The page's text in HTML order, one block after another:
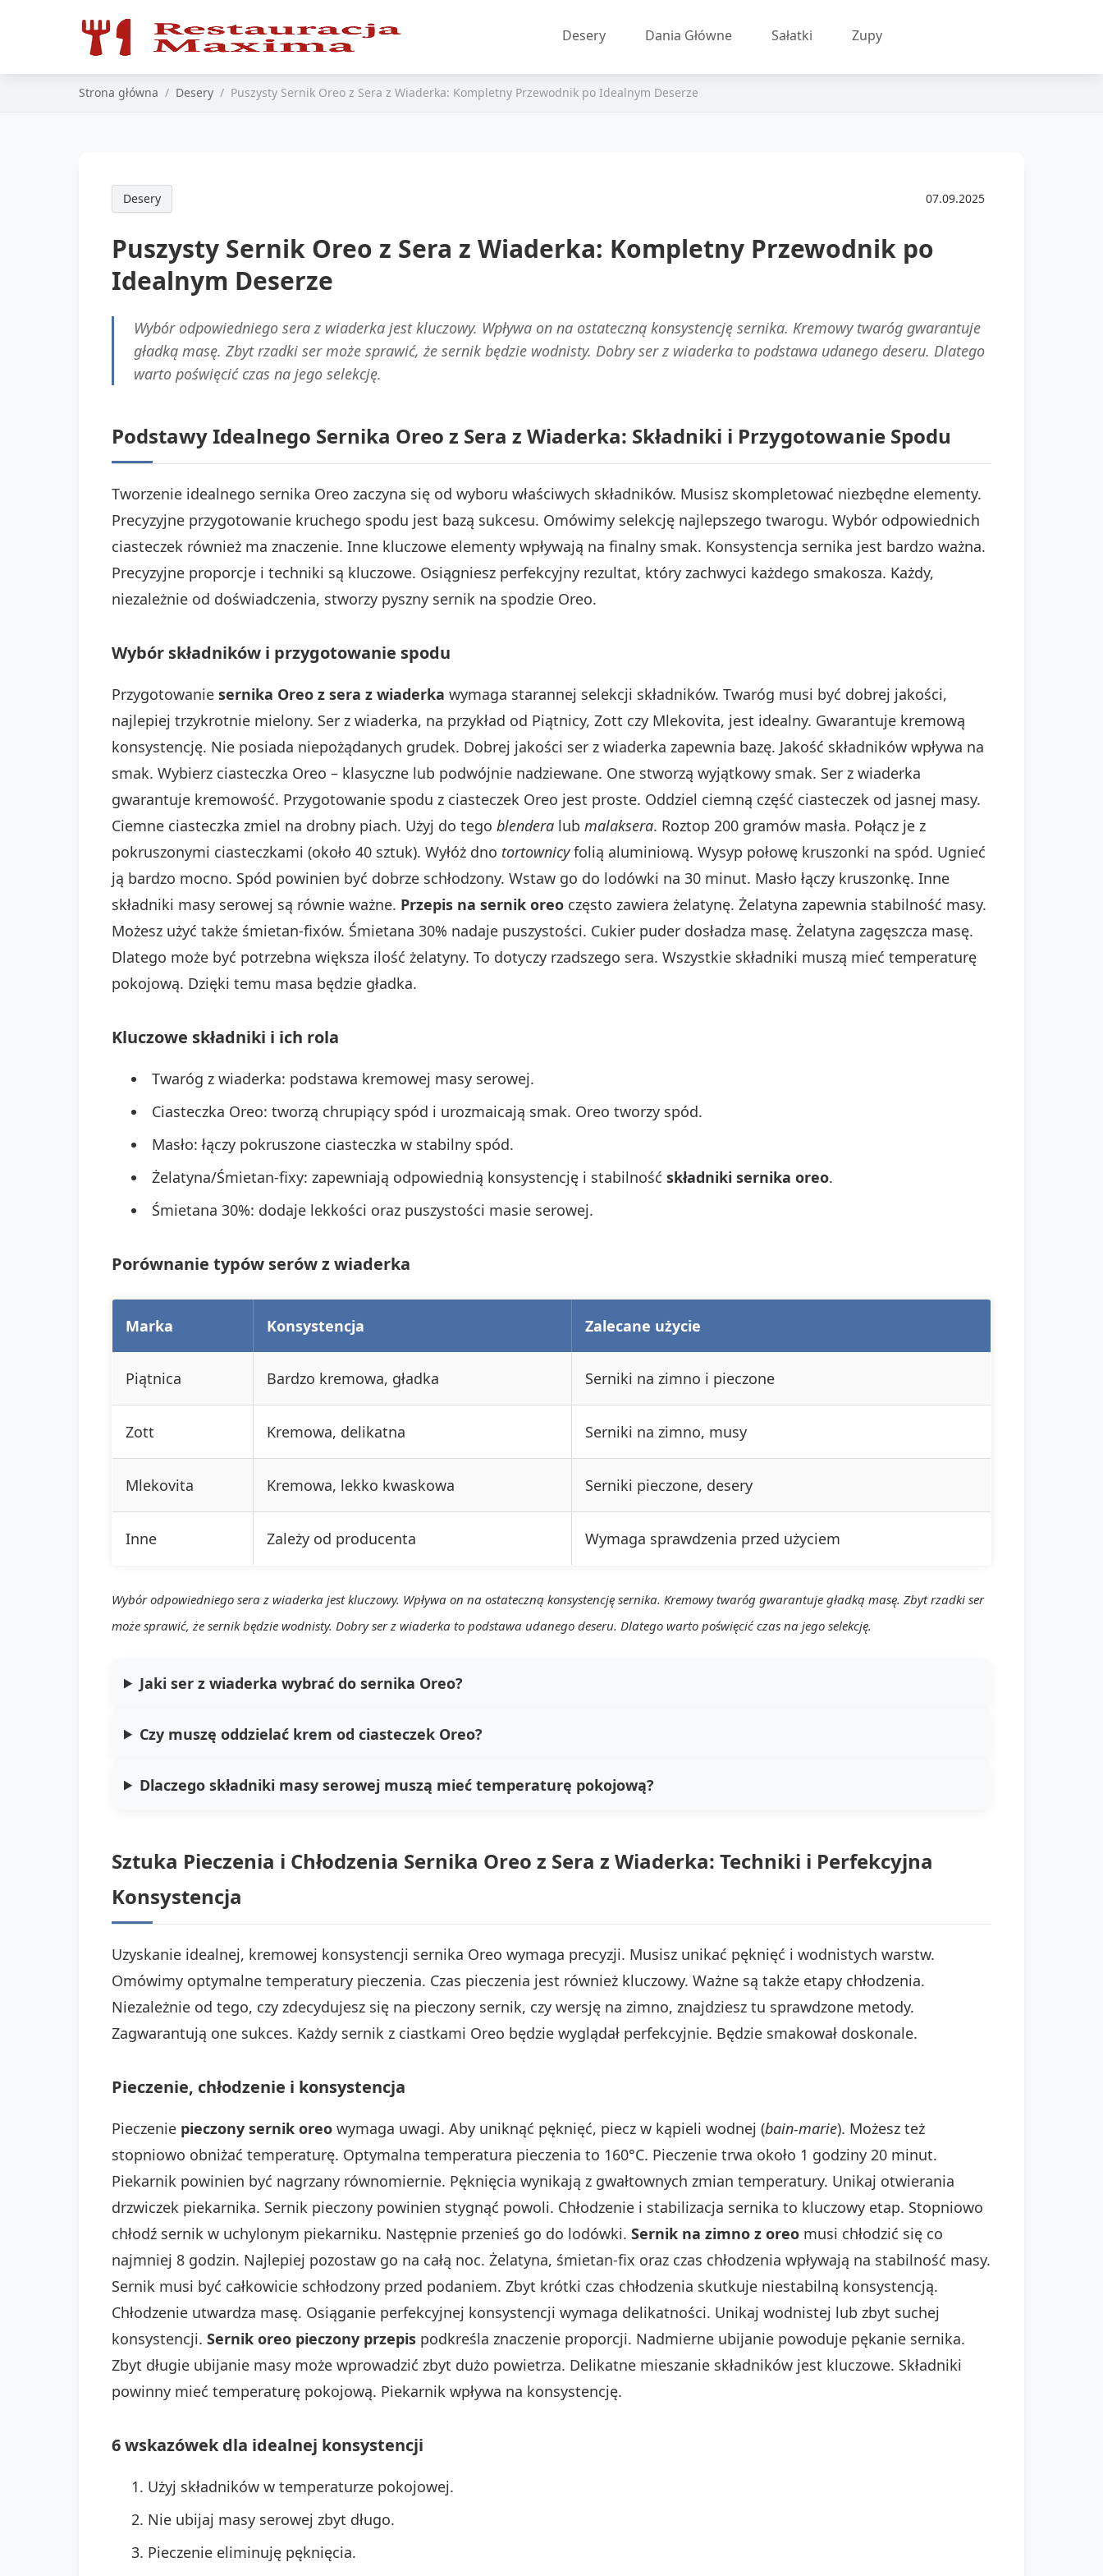
Desery Dania Główne Sałatki Zupy
Strona główna Desery Puszysty Sernik Oreo z Sera z Wiaderka: Kompletny Przewodnik po Idealnym Deserze
Desery 07.09.2025
Puszysty Sernik Oreo z Sera z Wiaderka: Kompletny Przewodnik po
Idealnym Deserze
Wybór odpowiedniego sera z wiaderka jest kluczowy. Wpływa on na ostateczną konsystencję sernika. Kremowy twaróg gwarantuje
gładką masę. Zbyt rzadki ser może sprawić, że sernik będzie wodnisty. Dobry ser z wiaderka to podstawa udanego deseru. Dlatego
warto poświęcić czas na jego selekcję.
Podstawy Idealnego Sernika Oreo z Sera z Wiaderka: Składniki i Przygotowanie Spodu
Tworzenie idealnego sernika Oreo zaczyna się od wyboru właściwych składników. Musisz skompletować niezbędne elementy.
Precyzyjne przygotowanie kruchego spodu jest bazą sukcesu. Omówimy selekcję najlepszego twarogu. Wybór odpowiednich
ciasteczek również ma znaczenie. Inne kluczowe elementy wpływają na finalny smak. Konsystencja sernika jest bardzo ważna.
Precyzyjne proporcje i techniki są kluczowe. Osiągniesz perfekcyjny rezultat, który zachwyci każdego smakosza. Każdy,
niezależnie od doświadczenia, stworzy pyszny sernik na spodzie Oreo.
Wybór składników i przygotowanie spodu
Przygotowanie sernika Oreo z sera z wiaderka wymaga starannej selekcji składników. Twaróg musi być dobrej jakości,
najlepiej trzykrotnie mielony. Ser z wiaderka, na przykład od Piątnicy, Zott czy Mlekovita, jest idealny. Gwarantuje kremową
konsystencję. Nie posiada niepożądanych grudek. Dobrej jakości ser z wiaderka zapewnia bazę. Jakość składników wpływa na
smak. Wybierz ciasteczka Oreo – klasyczne lub podwójnie nadziewane. One stworzą wyjątkowy smak. Ser z wiaderka
gwarantuje kremowość. Przygotowanie spodu z ciasteczek Oreo jest proste. Oddziel ciemną część ciasteczek od jasnej masy.
Ciemne ciasteczka zmiel na drobny piach. Użyj do tego blendera lub malaksera. Roztop 200 gramów masła. Połącz je z
pokruszonymi ciasteczkami (około 40 sztuk). Wyłóż dno tortownicyfolią aluminiową. Wysyp połowę kruszonki na spód. Ugnieć
ją bardzo mocno. Spód powinien być dobrze schłodzony. Wstaw go do lodówki na 30 minut. Masło łączy kruszonkę. Inne
składniki masy serowej są równie ważne. Przepis na sernik oreo często zawiera żelatynę. Żelatyna zapewnia stabilność masy.
Możesz użyć także śmietan-fixów. Śmietana 30% nadaje puszystości. Cukier puder dosładza masę. Żelatyna zagęszcza masę.
Dlatego może być potrzebna większa ilość żelatyny. To dotyczy rzadszego sera. Wszystkie składniki muszą mieć temperaturę
pokojową. Dzięki temu masa będzie gładka.
Kluczowe składniki i ich rola
Twaróg z wiaderka: podstawa kremowej masy serowej.
Ciasteczka Oreo: tworzą chrupiący spód i urozmaicają smak. Oreo tworzy spód.
Masło: łączy pokruszone ciasteczka w stabilny spód.
Żelatyna/Śmietan-fixy: zapewniają odpowiednią konsystencję i stabilność składniki sernika oreo.
Śmietana 30%: dodaje lekkości oraz puszystości masie serowej.
Porównanie typów serów z wiaderka
Marka Konsystencja Zalecane użycie
Piątnica Bardzo kremowa, gładka Serniki na zimno i pieczone
Zott Kremowa, delikatna Serniki na zimno, musy
Mlekovita Kremowa, lekko kwaskowa Serniki pieczone, desery
Inne Zależy od producenta Wymaga sprawdzenia przed użyciem
Wybór odpowiedniego sera z wiaderka jest kluczowy. Wpływa on na ostateczną konsystencję sernika. Kremowy twaróg gwarantuje gładką masę. Zbyt rzadki ser
może sprawić, że sernik będzie wodnisty. Dobry ser z wiaderka to podstawa udanego deseru. Dlatego warto poświęcić czas na jego selekcję.
Jaki ser z wiaderka wybrać do sernika Oreo?
Czy muszę oddzielać krem od ciasteczek Oreo?
Dlaczego składniki masy serowej muszą mieć temperaturę pokojową?
Sztuka Pieczenia i Chłodzenia Sernika Oreo z Sera z Wiaderka: Techniki i Perfekcyjna
Konsystencja
Uzyskanie idealnej, kremowej konsystencji sernika Oreo wymaga precyzji. Musisz unikać pęknięć i wodnistych warstw.
Omówimy optymalne temperatury pieczenia. Czas pieczenia jest również kluczowy. Ważne są także etapy chłodzenia.
Niezależnie od tego, czy zdecydujesz się na pieczony sernik, czy wersję na zimno, znajdziesz tu sprawdzone metody.
Zagwarantują one sukces. Każdy sernik z ciastkami Oreo będzie wyglądał perfekcyjnie. Będzie smakował doskonale.
Pieczenie, chłodzenie i konsystencja
Pieczenie pieczony sernik oreo wymaga uwagi. Aby uniknąć pęknięć, piecz w kąpieli wodnej (bain-marie). Możesz też
stopniowo obniżać temperaturę. Optymalna temperatura pieczenia to 160°C. Pieczenie trwa około 1 godziny 20 minut.
Piekarnik powinien być nagrzany równomiernie. Pęknięcia wynikają z gwałtownych zmian temperatury. Unikaj otwierania
drzwiczek piekarnika. Sernik pieczony powinien stygnąć powoli. Chłodzenie i stabilizacja sernika to kluczowy etap. Stopniowo
chłodź sernik w uchylonym piekarniku. Następnie przenieś go do lodówki. Sernik na zimno z oreo musi chłodzić się co
najmniej 8 godzin. Najlepiej pozostaw go na całą noc. Żelatyna, śmietan-fix oraz czas chłodzenia wpływają na stabilność masy.
Sernik musi być całkowicie schłodzony przed podaniem. Zbyt krótki czas chłodzenia skutkuje niestabilną konsystencją.
Chłodzenie utwardza masę. Osiąganie perfekcyjnej konsystencji wymaga delikatności. Unikaj wodnistej lub zbyt suchej
konsystencji. Sernik oreo pieczony przepis podkreśla znaczenie proporcji. Nadmierne ubijanie powoduje pękanie sernika.
Zbyt długie ubijanie masy może wprowadzić zbyt dużo powietrza. Delikatne mieszanie składników jest kluczowe. Składniki
powinny mieć temperaturę pokojową. Piekarnik wpływa na konsystencję.
6 wskazówek dla idealnej konsystencji
Użyj składników w temperaturze pokojowej.
Nie ubijaj masy serowej zbyt długo.
Pieczenie eliminuję pęknięcia.